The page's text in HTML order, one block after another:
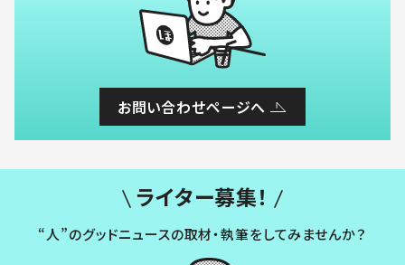
お問い合わせページへ
ライター募集！
“人”のグッドニュースの取材・執筆をしてみませんか？